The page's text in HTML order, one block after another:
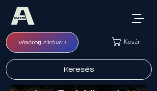
Vásárolj Airával! Kosár
Keresés